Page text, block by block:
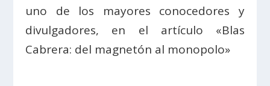
uno de los mayores conocedores y
divulgadores, en el artículo «Blas
Cabrera: del magnetón al monopolo»